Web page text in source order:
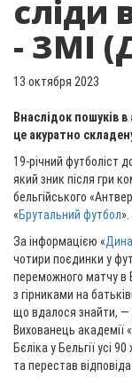
сліди
- ЗМІ
13 октября 2023
Внаслідок пошуків
це акуратно
19-річний футболіст
який зник після гри
бельгійського
«Брутальний футбол».
За інформацією «
чотири поєдинки у
переможного матчу в
з гірниками на
що вдалося знайти, —
Вихованець академії
Бєліка у Бельгії усі
та перестав